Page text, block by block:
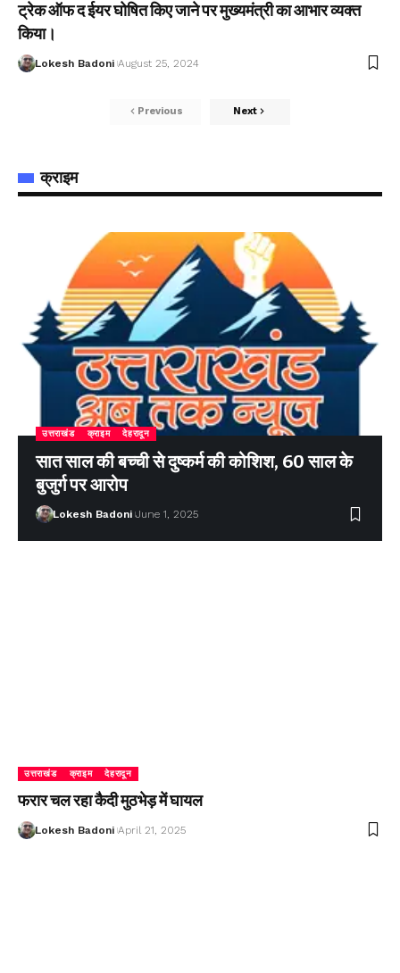
ट्रेक ऑफ द ईयर घोषित किए जाने पर मुख्यमंत्री का आभार व्यक्त
किया।
Lokesh Badoni August 25, 2024
Previous Next
क्राइम
उत्तराखंड क्राइम देहरादून
सात साल की बच्ची से दुष्कर्म की कोशिश, 60 साल के
बुजुर्ग पर आरोप
Lokesh Badoni June 1, 2025
उत्तराखंड क्राइम देहरादून
फरार चल रहा कैदी मुठभेड़ में घायल
Lokesh Badoni April 21, 2025